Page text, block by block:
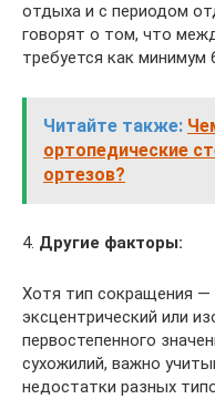
отдыха и с периодом
говорят о том, что
требуется как минимум
Читайте также:
ортопедические
ортезов?
4. Другие факторы:
Хотя тип сокращения —
эксцентрический или
первостепенного
сухожилий, важно
недостатки разных